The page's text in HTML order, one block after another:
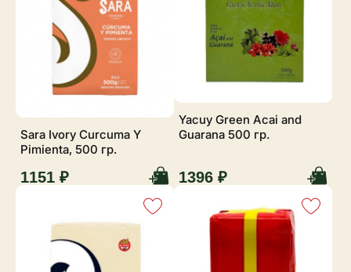
Sara Ivory Curcuma Y
Pimienta, 500 гр.
1151 ₽
Yacuy Green Acai and
Guarana 500 гр.
1396 ₽